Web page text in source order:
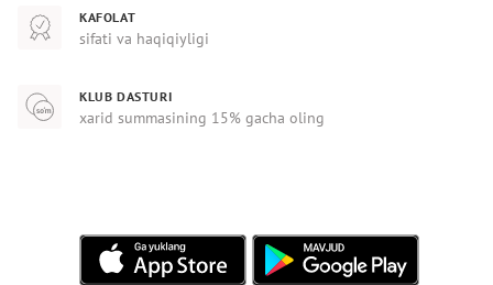
KAFOLAT
sifati va haqiqiyligi
KLUB DASTURI
xarid summasining 15% gacha oling